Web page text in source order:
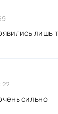
лишь
сильно